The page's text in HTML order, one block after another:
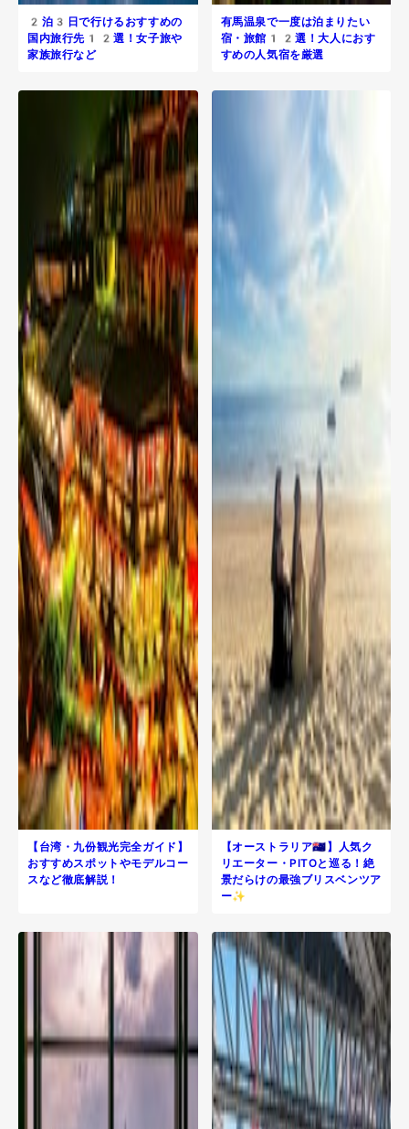
2泊3日で行けるおすすめの
国内旅行先12選！女子旅や
家族旅行など
有馬温泉で一度は泊まりたい
宿・旅館12選！大人におす
すめの人気宿を厳選
【台湾・九份観光完全ガイド】
おすすめスポットやモデルコー
スなど徹底解説！
【オーストラリア🇦🇺】人気ク
リエーター・PITOと巡る！絶
景だらけの最強ブリスベンツア
ー✨